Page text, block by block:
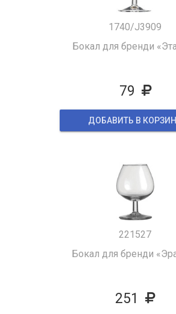
1740/J3909
Бокал для бренди
79
ДОБАВИТЬ В
221527
Бокал для бренди
251